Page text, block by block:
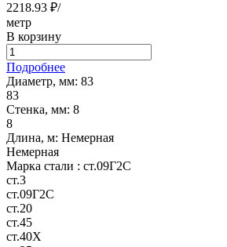
2218.93 ₽/
метр
В корзину
Подробнее
Диаметр, мм: 83
83
Стенка, мм: 8
8
Длина, м: Немерная
Немерная
Марка стали : ст.09Г2С
ст.3
ст.09Г2С
ст.20
ст.45
ст.40Х